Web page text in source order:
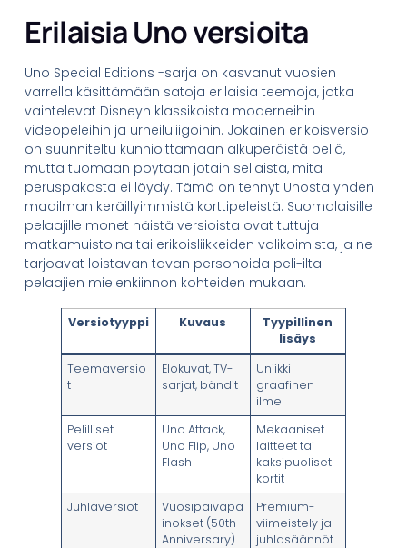
Erilaisia Uno versioita
Uno Special Editions -sarja on kasvanut vuosien
varrella käsittämään satoja erilaisia teemoja, jotka
vaihtelevat Disneyn klassikoista moderneihin
videopeleihin ja urheiluliigoihin. Jokainen erikoisversio
on suunniteltu kunnioittamaan alkuperäistä peliä,
mutta tuomaan pöytään jotain sellaista, mitä
peruspakasta ei löydy. Tämä on tehnyt Unosta yhden
maailman keräillyimmistä korttipeleistä. Suomalaisille
pelaajille monet näistä versioista ovat tuttuja
matkamuistoina tai erikoisliikkeiden valikoimista, ja ne
tarjoavat loistavan tavan personoida peli-ilta
pelaajien mielenkiinnon kohteiden mukaan.
Versiotyyppi Kuvaus
Tyypillinen
lisäys
Teemaversio
t
Elokuvat, TV-
sarjat, bändit
Uniikki
graafinen
ilme
Pelilliset
versiot
Uno Attack,
Uno Flip, Uno
Flash
Mekaaniset
laitteet tai
kaksipuoliset
kortit
Juhlaversiot
Vuosipäiväpa
inokset (50th
Anniversary)
Premium-
viimeistely ja
juhlasäännöt